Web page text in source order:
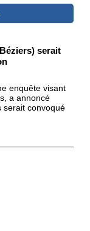
serait
enquête visant
a annoncé
serait convoqué